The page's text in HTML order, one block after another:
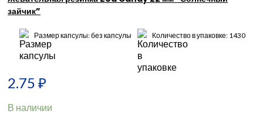
зайчик”
Размер капсулы: без капсулы Количество в упаковке: 1430
2.75 ₽
В наличии